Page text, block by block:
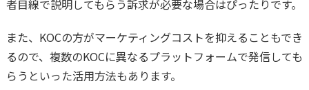
者目線で説明してもらう訴求が必要な場合はぴったりです。
また、KOCの方がマーケティングコストを抑えることもでき
るので、複数のKOCに異なるプラットフォームで発信しても
らうといった活用方法もあります。